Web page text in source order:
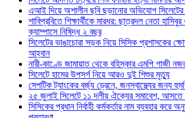
এআই দিয়ে অশালীন ছবি ছড়ানোর অভিযোগ সিলেটের
শাবিপ্রবিতে শিক্ষার্থীকে মারধর: ছাত্রদল নেতা
ক্যাম্পাসে নিষিদ্ধ ২ বছর
সিলেটের ভাঙাচোরা সড়ক নিয়ে সিসিক প্রশাসকের
আহ্বান
নারী-কাণ্ডে জামায়াত থেকে বহিস্কার এমপি গাজী
সিলেটে হামের উপসর্গ নিয়ে আরও দুই শিশুর মৃত্যু
সেপটিক ট্যাংকের বর্জ্য ড্রেনে, জনস্বাস্থ্যের জন্য
২৫ জুলাই সিলেটে ১১ দলীয় ঐক্যের সমাবেশ, আসতে
সিসিকের প্রধান নির্বাহী কর্মকর্তার নাম ব্যবহার করে